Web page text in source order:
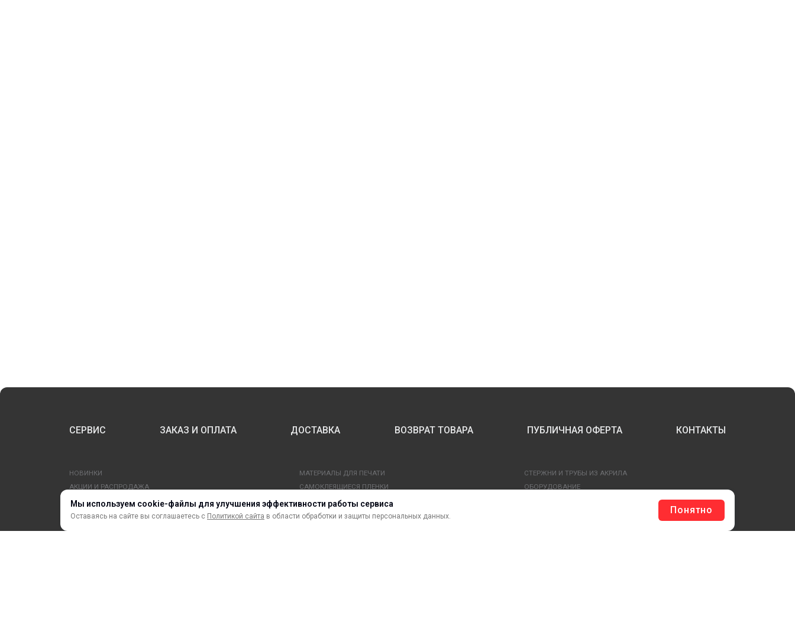
Мы используем cookie-файлы для улучшения эффективности работы сервиса
Оставаясь на сайте вы соглашаетесь с Политикой сайта в области обработки и защиты персональных данных.
Понятно
СЕРВИС ЗАКАЗ И ОПЛАТА ДОСТАВКА ВОЗВРАТ ТОВАРА ПУБЛИЧНАЯ ОФЕРТА КОНТАКТЫ
НОВИНКИ
АКЦИИ И РАСПРОДАЖА
ТЕРМОПЕРЕНОС
МАТЕРИАЛЫ ДЛЯ ПЕЧАТИ
САМОКЛЕЯЩИЕСЯ ПЛЕНКИ
ЛИСТОВЫЕ МАТЕРИАЛЫ
СТЕРЖНИ И ТРУБЫ ИЗ АКРИЛА
ОБОРУДОВАНИЕ
ПРОФИЛИ И ПРОФИЛЬНЫЕ СИСТЕМЫ
УСЛУГИ И СЕРВИС